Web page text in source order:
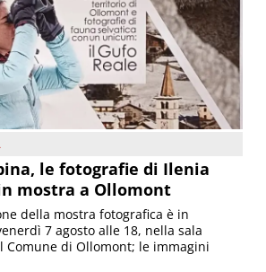
le fotografie di Ilenia
mostra a Ollomont
della mostra fotografica è in
7 agosto alle 18, nella sala
Comune di Ollomont; le immagini